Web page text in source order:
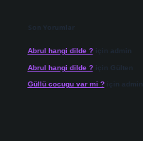
Son Yorumlar
Abrul hangi dilde ?için admin
Abrul hangi dilde ?için Gülten
Güllü cocugu var mi ?için admin